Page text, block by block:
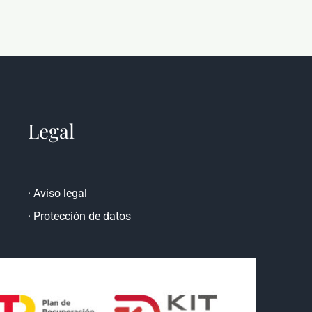
Legal
· Aviso legal
· Protección de datos